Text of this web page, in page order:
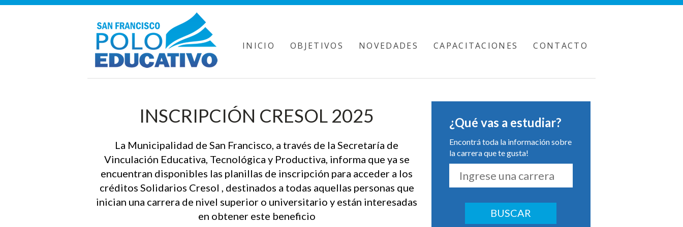
INICIO OBJETIVOS NOVEDADES CAPACITACIONES CONTACTO
INSCRIPCIÓN CRESOL 2025
La Municipalidad de San Francisco, a través de la Secretaría de
Vinculación Educativa, Tecnológica y Productiva, informa que ya se
encuentran disponibles las planillas de inscripción para acceder a los
créditos Solidarios Cresol , destinados a todas aquellas personas que
inician una carrera de nivel superior o universitario y están interesadas
en obtener este beneficio
¿Qué vas a estudiar?
Encontrá toda la información sobre
la carrera que te gusta!